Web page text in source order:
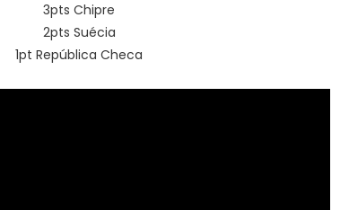
3pts Chipre
2pts Suécia
1pt República Checa